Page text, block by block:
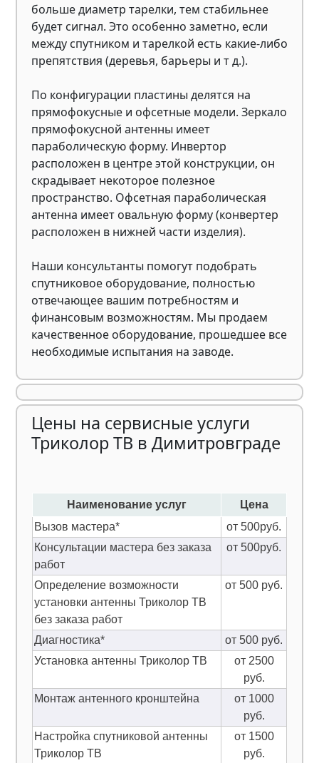
больше диаметр тарелки, тем стабильнее
будет сигнал. Это особенно заметно, если
между спутником и тарелкой есть какие-либо
препятствия (деревья, барьеры и т д.).
По конфигурации пластины делятся на
прямофокусные и офсетные модели. Зеркало
прямофокусной антенны имеет
параболическую форму. Инвертор
расположен в центре этой конструкции, он
скрадывает некоторое полезное
пространство. Офсетная параболическая
антенна имеет овальную форму (конвертер
расположен в нижней части изделия).
Наши консультанты помогут подобрать
спутниковое оборудование, полностью
отвечающее вашим потребностям и
финансовым возможностям. Мы продаем
качественное оборудование, прошедшее все
необходимые испытания на заводе.
Цены на сервисные услуги
Триколор ТВ в Димитровграде
Наименование услуг
Цена
Вызов мастера*
от 500руб.
Консультации мастера без заказа
работ
от 500руб.
Определение возможности
установки антенны Триколор ТВ
без заказа работ
от 500 руб.
Диагностика*
от 500 руб.
Установка антенны Триколор ТВ
от 2500
руб.
Монтаж антенного кронштейна
от 1000
руб.
Настройка спутниковой антенны
Триколор ТВ
от 1500
руб.